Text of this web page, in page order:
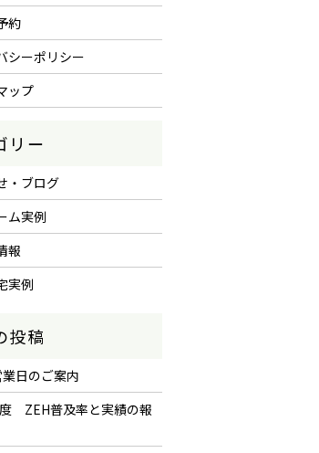
約
シーポリシー
ップ
・ブログ
ム実例
報
実例
日のご案内
ZEH普及率と実績の報